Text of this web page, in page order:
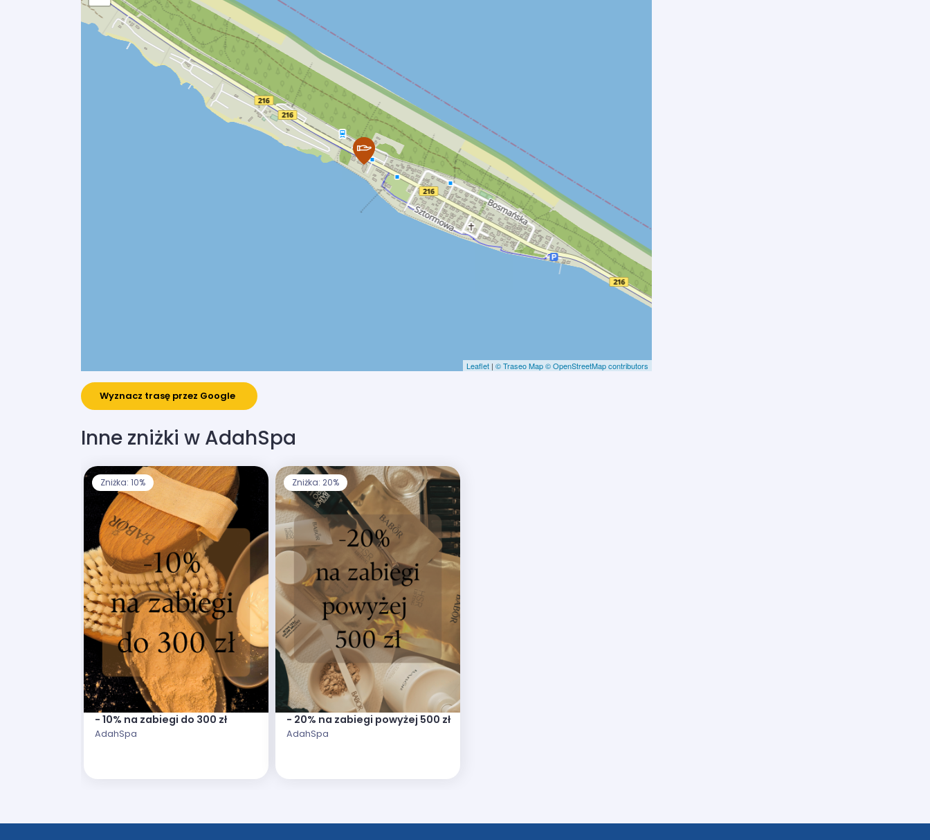
Leaflet | © Traseo Map© OpenStreetMap contributors
Wyznacz trasę przez Google
Inne zniżki w AdahSpa
Zniżka: 10%
- 10% na zabiegi do 300 zł
AdahSpa
Zniżka: 20%
- 20% na zabiegi powyżej 500 zł
AdahSpa